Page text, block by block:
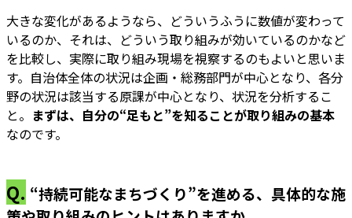
大きな変化があるようなら、どういうふうに数値が変わって
いるのか、それは、どういう取り組みが効いているのかなど
を比較し、実際に取り組み現場を視察するのもよいと思いま
す。自治体全体の状況は企画・総務部門が中心となり、各分
野の状況は該当する原課が中心となり、状況を分析するこ
と。 まずは、自分の“足もと”を知ることが取り組みの基本
なのです。
Q. “持続可能なまちづくり”を進める、具体的な施